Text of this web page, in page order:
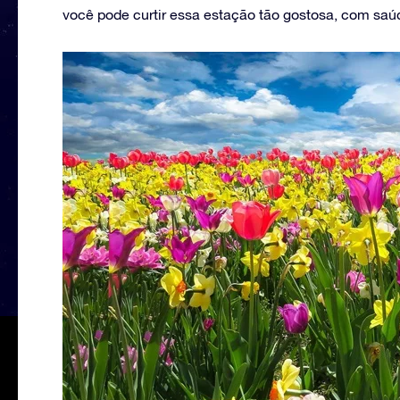
você pode curtir essa estação tão gostosa, com